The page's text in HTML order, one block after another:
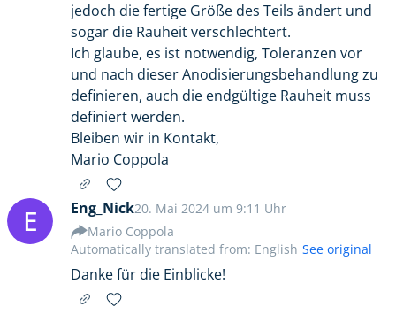
jedoch die fertige Größe des Teils ändert und
sogar die Rauheit verschlechtert.
Ich glaube, es ist notwendig, Toleranzen vor
und nach dieser Anodisierungsbehandlung zu
definieren, auch die endgültige Rauheit muss
definiert werden.
Bleiben wir in Kontakt,
Mario Coppola
E Eng_Nick20. Mai 2024 um 9:11 Uhr
Mario Coppola
Danke für die Einblicke!
Automatically translated from: English See original